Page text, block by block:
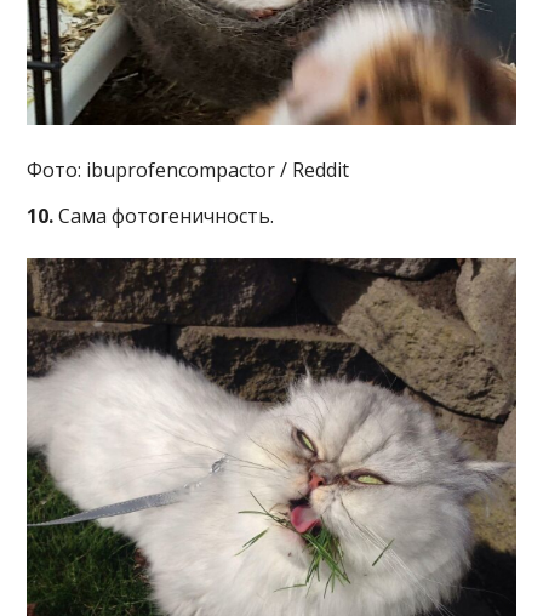
Фото: ibuprofencompactor / Reddit
10.Сама фотогеничность.